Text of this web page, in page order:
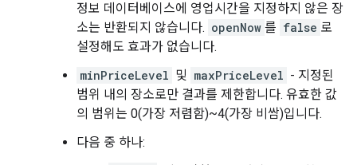
정보 데이터베이스에 영업시간을 지정하지 않은 장
소는 반환되지 않습니다. openNow 를 false 로
설정해도 효과가 없습니다.
minPriceLevel 및 maxPriceLevel - 지정된
범위 내의 장소로만 결과를 제한합니다. 유효한 값
의 범위는 0(가장 저렴함)~4(가장 비쌈)입니다.
다음 중 하나: